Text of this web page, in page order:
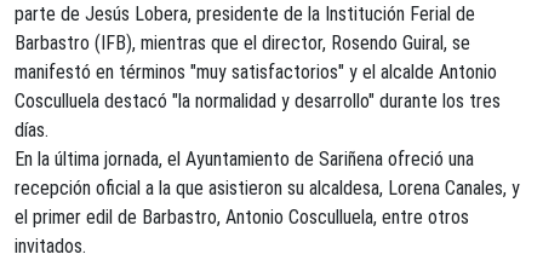
parte de Jesús Lobera, presidente de la Institución Ferial de
Barbastro (IFB), mientras que el director, Rosendo Guiral, se
manifestó en términos "muy satisfactorios" y el alcalde Antonio
Cosculluela destacó "la normalidad y desarrollo" durante los tres
días.
En la última jornada, el Ayuntamiento de Sariñena ofreció una
recepción oficial a la que asistieron su alcaldesa, Lorena Canales, y
el primer edil de Barbastro, Antonio Cosculluela, entre otros
invitados.